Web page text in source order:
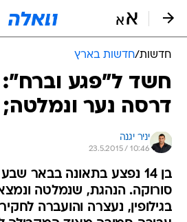
חדשות/חדשות בארץ
דרסה נער ונמלטה;
יניר יגנה
23.5.2015 / 10:46
בן 14 נפצע בתאונה בבאר
סורוקה. הנהגת, שנמלטה
בגילופין, נעצרה והועברה